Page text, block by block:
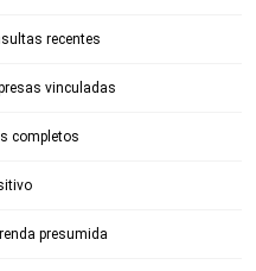
recentes
vinculadas
completos
presumida